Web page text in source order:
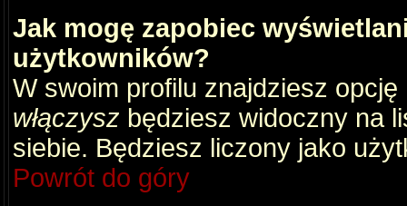
Jak mogę zapobiec
użytkowników?
W swoim profilu znajdziesz opcję
włączysz będziesz widoczny na
siebie. Będziesz liczony jako
Powrót do góry